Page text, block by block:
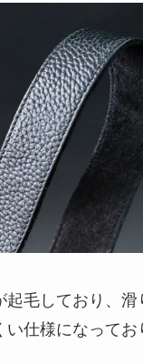
起毛しており、
い仕様になってお